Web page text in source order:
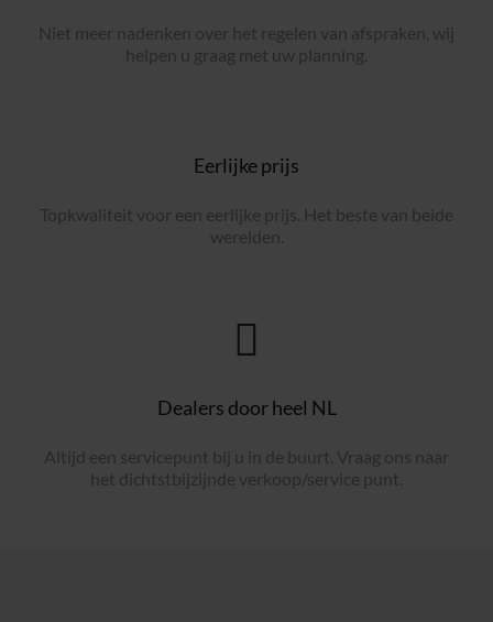
Niet meer nadenken over het regelen van afspraken, wij
helpen u graag met uw planning.
Eerlijke prijs
Topkwaliteit voor een eerlijke prijs. Het beste van beide
werelden.
Dealers door heel NL
Altijd een servicepunt bij u in de buurt. Vraag ons naar
het dichtstbijzijnde verkoop/service punt.